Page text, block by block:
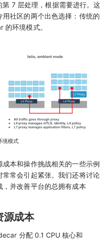
7 层处理，根据需要进行。这
社区的两个出色选择：传统的
环境模式。
境模式
本和操作挑战相关的一些示例
常会引起紧张。我们还将讨论
并改善平台的总拥有成本
源成本
分配 0.1 CPU 核心和